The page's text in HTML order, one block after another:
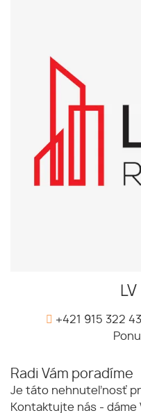
+421 915 322
Radi Vám poradíme
Je táto nehnuteľnosť
Kontaktujte nás - dáme